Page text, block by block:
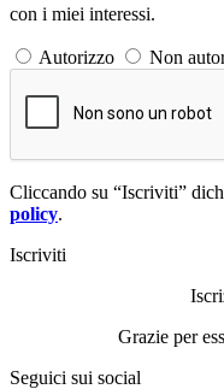
con i miei interessi.
Autorizzo Non
Cliccando su “Iscriviti”
policy.
Iscriviti
Grazie per
Seguici sui social